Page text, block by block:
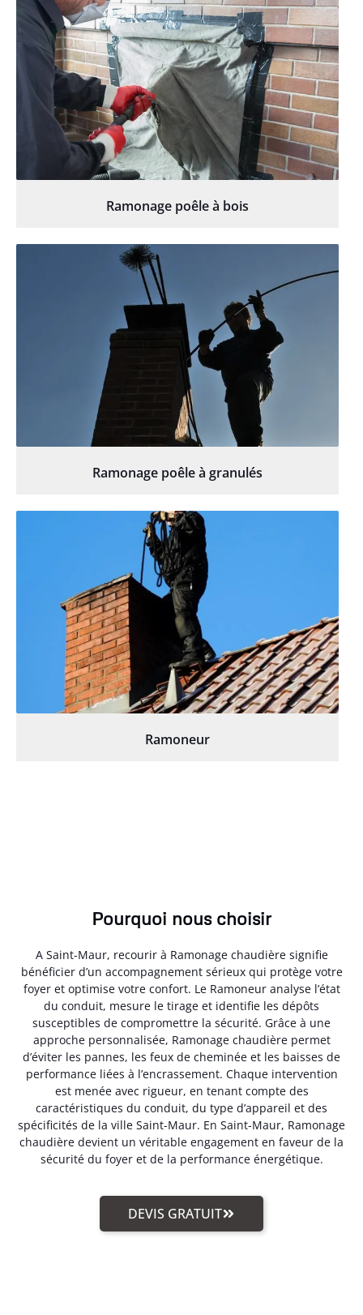
Ramonage poêle à bois
Ramonage poêle à granulés
Ramoneur
Pourquoi nous choisir
A Saint-Maur, recourir à Ramonage chaudière signifie
bénéficier d’un accompagnement sérieux qui protège votre
foyer et optimise votre confort. Le Ramoneur analyse l’état
du conduit, mesure le tirage et identifie les dépôts
susceptibles de compromettre la sécurité. Grâce à une
approche personnalisée, Ramonage chaudière permet
d’éviter les pannes, les feux de cheminée et les baisses de
performance liées à l’encrassement. Chaque intervention
est menée avec rigueur, en tenant compte des
caractéristiques du conduit, du type d’appareil et des
spécificités de la ville Saint-Maur. En Saint-Maur, Ramonage
chaudière devient un véritable engagement en faveur de la
sécurité du foyer et de la performance énergétique.
DEVIS GRATUIT